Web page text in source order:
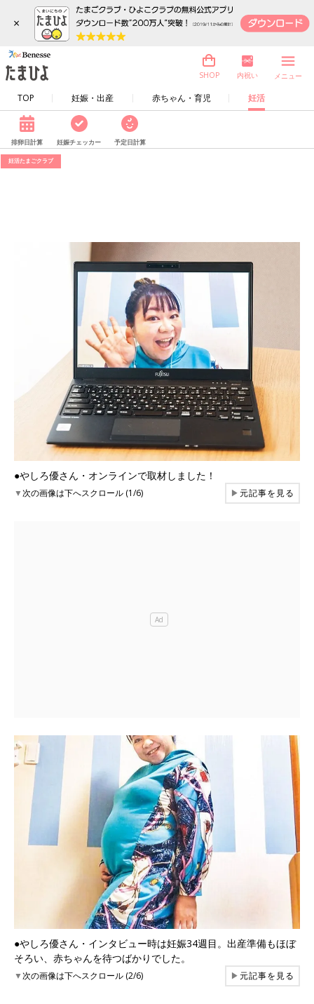
×
TOP 妊娠・出産 赤ちゃん・育児 妊活
SHOP 内祝い メニュー
排卵日計算 妊娠チェッカー 予定日計算
妊活たまごクラブ
●やしろ優さん・オンラインで取材しました！
▼次の画像は下へスクロール (1/6) ▶元記事を見る
●やしろ優さん・インタビュー時は妊娠34週目。出産準備もほぼ
そろい、赤ちゃんを待つばかりでした。
▼次の画像は下へスクロール (2/6) ▶元記事を見る